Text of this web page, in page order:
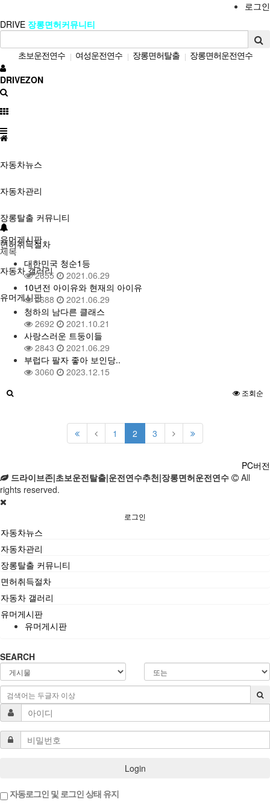
로그인
DRIVE 장롱면허커뮤니티
초보운전연수 | 여성운전연수 | 장롱면허탈출 | 장롱면허운전연수
DRIVEZON
자동차뉴스
자동차관리
장롱탈출 커뮤니티
면허취득절차
자동차 갤러리
유머게시판
유머게시판
제목
대한민국 청순1등
2655
2021.06.29
10년전 아이유와 현재의 아이유
2688
2021.06.29
청하의 남다른 클래스
2692
2021.10.21
사랑스러운 트둥이들
2843
2021.06.29
부럽다 팔자 좋아 보인당..
3060
2023.12.15
조회순
1 2 3
PC버전
드라이브존|초보운전탈출|운전연수추천|장롱면허운전연수
All
rights reserved.
로그인
자동차뉴스
자동차관리
장롱탈출 커뮤니티
면허취득절차
자동차 갤러리
유머게시판
유머게시판
SEARCH
Login
자동로그인 및 로그인 상태 유지